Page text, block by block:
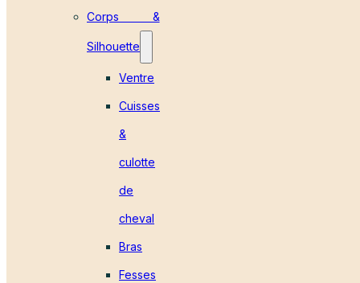
Corps &
Silhouette
Ventre
Cuisses
&
culotte
de
cheval
Bras
Fesses